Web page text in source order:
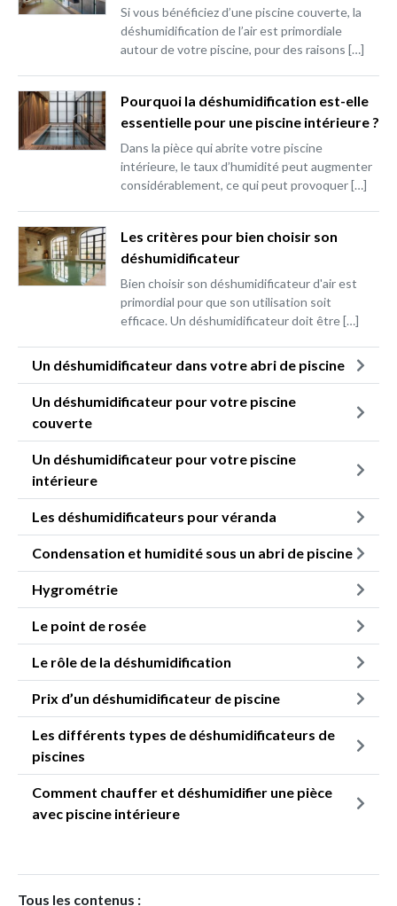
Si vous bénéficiez d’une piscine couverte, la
déshumidification de l’air est primordiale
autour de votre piscine, pour des raisons […]
Pourquoi la déshumidification est-elle
essentielle pour une piscine intérieure ?
Dans la pièce qui abrite votre piscine
intérieure, le taux d’humidité peut augmenter
considérablement, ce qui peut provoquer […]
Les critères pour bien choisir son
déshumidificateur
Bien choisir son déshumidificateur d'air est
primordial pour que son utilisation soit
efficace. Un déshumidificateur doit être […]
Un déshumidificateur dans votre abri de piscine
Un déshumidificateur pour votre piscine
couverte
Un déshumidificateur pour votre piscine
intérieure
Les déshumidificateurs pour véranda
Condensation et humidité sous un abri de piscine
Hygrométrie
Le point de rosée
Le rôle de la déshumidification
Prix d’un déshumidificateur de piscine
Les différents types de déshumidificateurs de
piscines
Comment chauffer et déshumidifier une pièce
avec piscine intérieure
Tous les contenus :